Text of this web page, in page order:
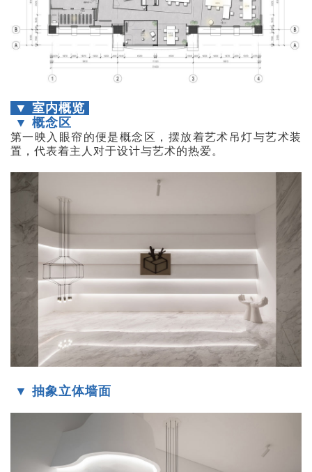
▼ 室内概览
▼ 概念区
第一映入眼帘的便是概念区，摆放着艺术吊灯与艺术装
置，代表着主人对于设计与艺术的热爱。
▼ 抽象立体墙面